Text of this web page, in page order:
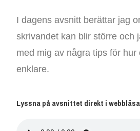
I dagens avsnitt berättar jag
skrivandet kan blir större och
med mig av några tips för hur
enklare.
Lyssna på avsnittet direkt i